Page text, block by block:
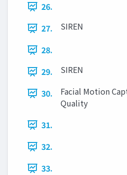
26.
27.
SIREN
28.
29.
SIREN
30.
Facial Motion
Quality
31.
32.
33.